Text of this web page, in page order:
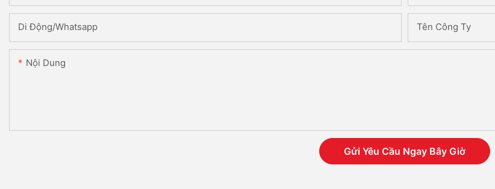
Di Động/Whatsapp Tên Công Ty
Nội Dung
Gửi Yêu Cầu Ngay Bây Giờ